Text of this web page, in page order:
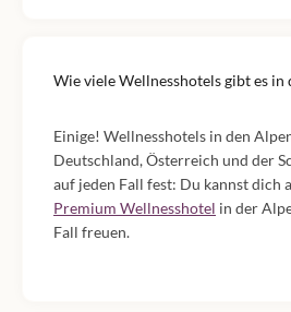
Wie viele Wellnesshotels gibt es in
Einige! Wellnesshotels in den
Deutschland, Österreich und der
auf jeden Fall fest: Du kannst dich
Premium Wellnesshotel in der
Fall freuen.